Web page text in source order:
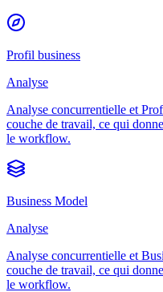
Profil business
Analyse
Analyse concurrentielle et
couche de travail, ce qui
le workflow.
Business Model
Analyse
Analyse concurrentielle et
couche de travail, ce qui
le workflow.